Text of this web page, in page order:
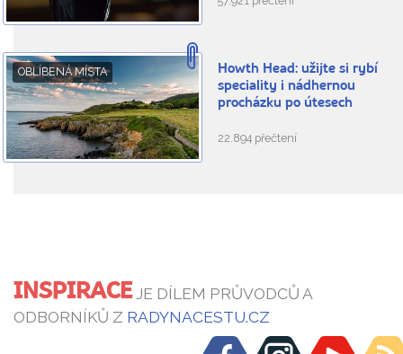
OBLÍBENÁ MÍSTA
Howth Head: užijte si rybí
speciality i nádhernou
procházku po útesech
22.894 přečtení
INSPIRACEJE DÍLEM PRŮVODCŮ A
ODBORNÍKŮ Z RADYNACESTU.CZ